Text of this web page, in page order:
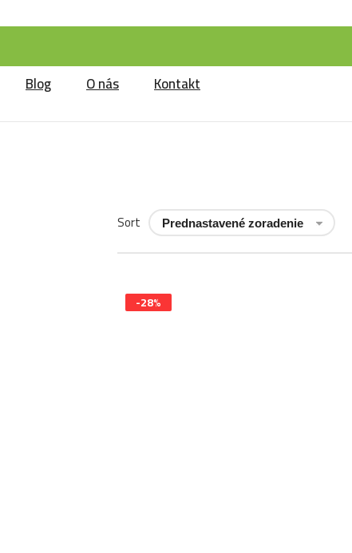
Blog O nás Kontakt
Sort
-28%